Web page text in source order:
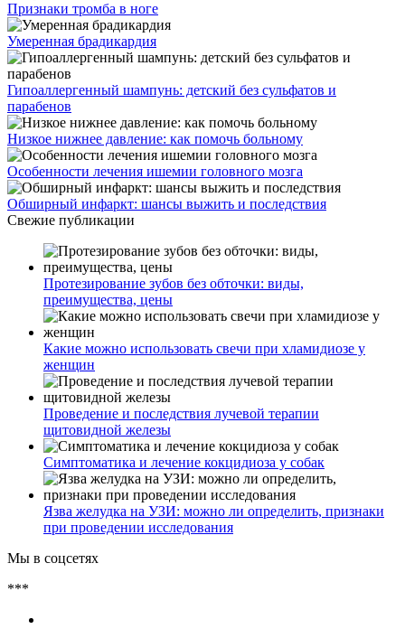
Признаки тромба в ноге
Умеренная брадикардия
Гипоаллергенный шампунь: детский без сульфатов и
парабенов
Низкое нижнее давление: как помочь больному
Особенности лечения ишемии головного мозга
Обширный инфаркт: шансы выжить и последствия
Свежие публикации
Протезирование зубов без обточки: виды,
преимущества, цены
Какие можно использовать свечи при хламидиозе у
женщин
Проведение и последствия лучевой терапии
щитовидной железы
Симптоматика и лечение кокцидиоза у собак
Язва желудка на УЗИ: можно ли определить, признаки
при проведении исследования
Мы в соцсетях
***